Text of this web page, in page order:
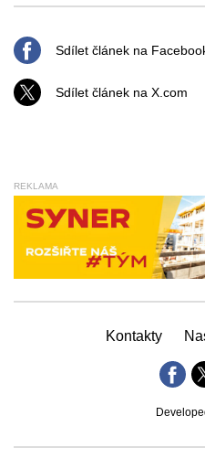
Sdílet článek na
Sdílet článek na X.com
REKLAMA
Kontakty